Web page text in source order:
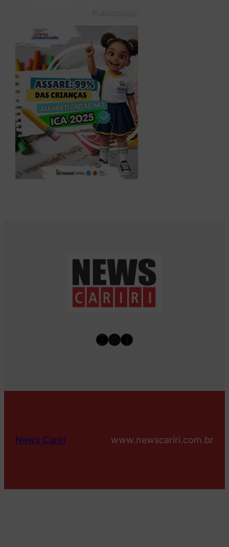
Publicidade
Youtube
Instagram
Facebook
News Cariri www.newscariri.com.br